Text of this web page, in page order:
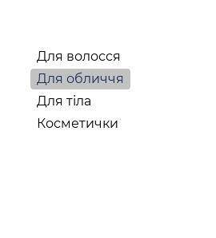
Для волосся
Для обличчя
Для тіла
Косметички